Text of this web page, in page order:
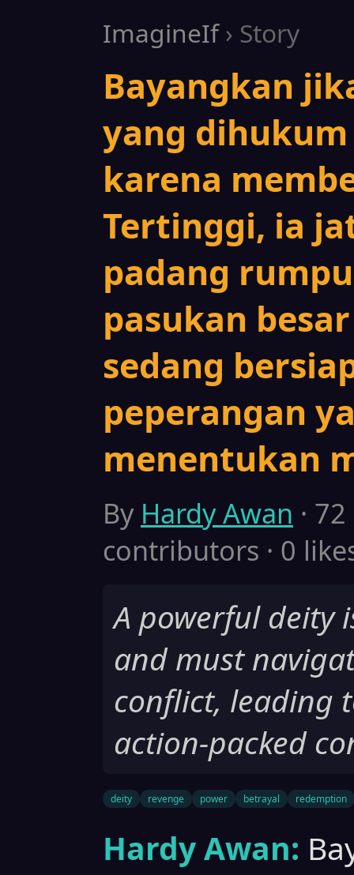
ImagineIf› Story
Bayangkan
yang
karena
Tertinggi, ia
padang
pasukan
sedang
peperangan
menentukan
By Hardy Awan ·
contributors · 0
A powerful deity
and must
conflict, leading
action-packed
deity revenge power betrayal redemption
Hardy Awan: